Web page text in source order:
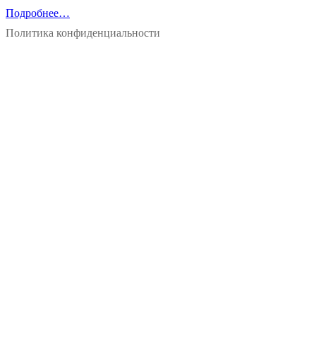
Подробнее…
Политика конфиденциальности